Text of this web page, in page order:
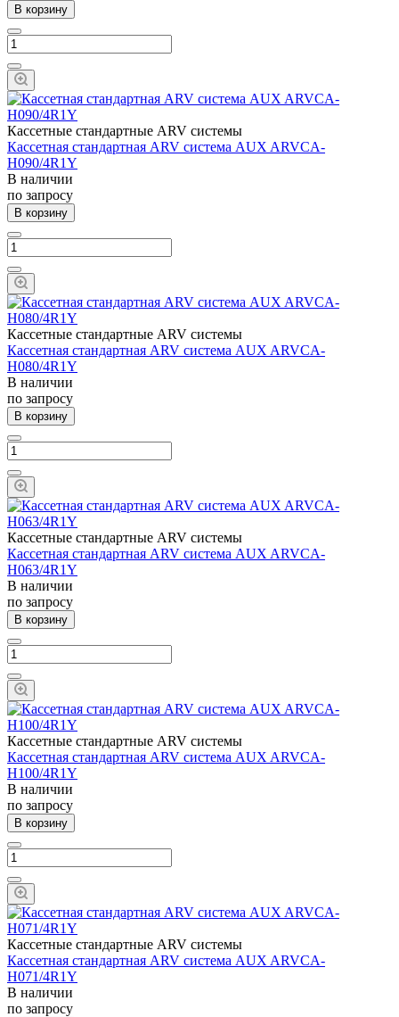
В корзину
Кассетные стандартные ARV системы
Кассетная стандартная ARV система AUX ARVCA-
H090/4R1Y
В наличии
по запросу
В корзину
Кассетные стандартные ARV системы
Кассетная стандартная ARV система AUX ARVCA-
H080/4R1Y
В наличии
по запросу
В корзину
Кассетные стандартные ARV системы
Кассетная стандартная ARV система AUX ARVCA-
H063/4R1Y
В наличии
по запросу
В корзину
Кассетные стандартные ARV системы
Кассетная стандартная ARV система AUX ARVCA-
H100/4R1Y
В наличии
по запросу
В корзину
Кассетные стандартные ARV системы
Кассетная стандартная ARV система AUX ARVCA-
H071/4R1Y
В наличии
по запросу